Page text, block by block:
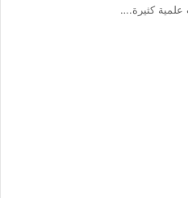
كثيرة.…